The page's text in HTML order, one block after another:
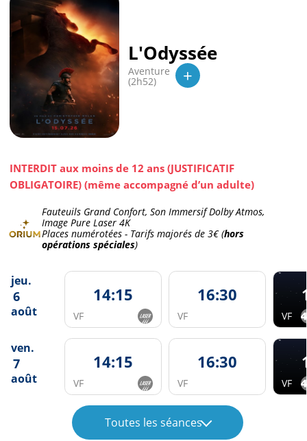
L'Odyssée
Aventure
(2h52) +
INTERDIT aux moins de 12 ans (JUSTIFICATIF
OBLIGATOIRE) (même accompagné d’un adulte)
Fauteuils Grand Confort, Son Immersif Dolby Atmos,
Image Pure Laser 4K
Places numérotées - Tarifs majorés de 3€(hors
opérations spéciales)
jeu.
6
août
14:15
VF
16:30
VF VF
ven.
7
août
14:15
VF
16:30
VF VF
Toutes les séances